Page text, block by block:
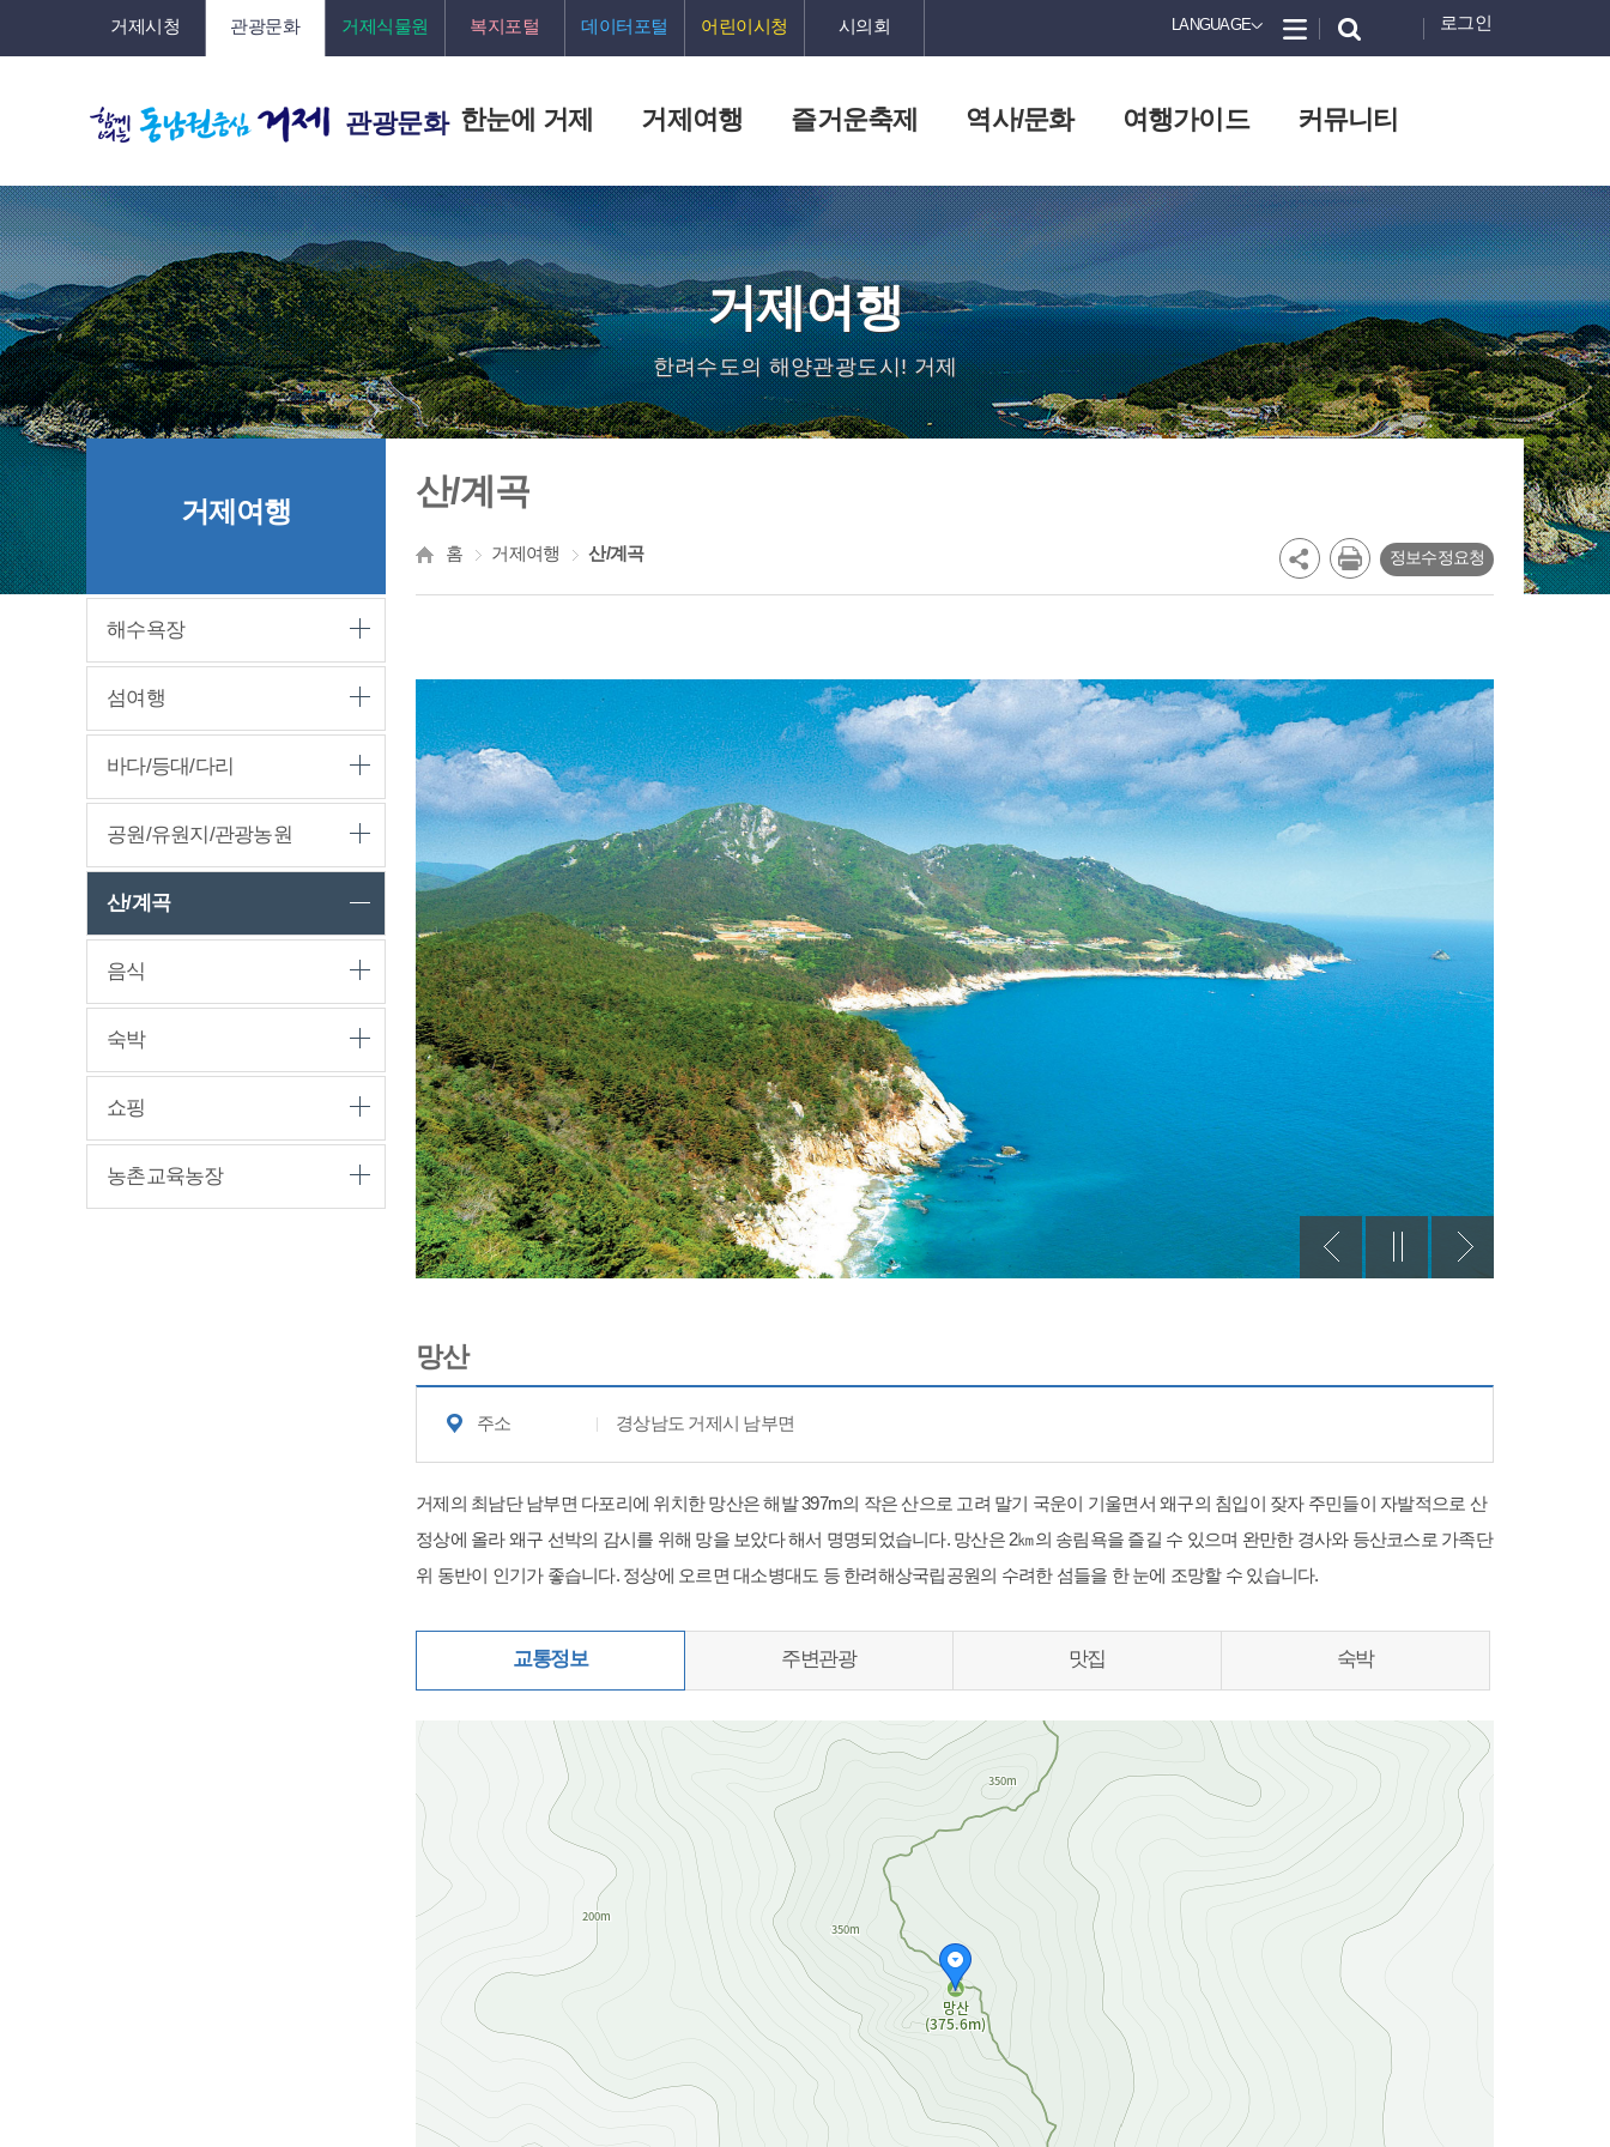
거제시청 관광문화 거제식물원 복지포털 데이터포털 어린이시청 시의회 LANGUAGE 로그인
관광문화 한눈에 거제 거제여행 즐거운축제 역사/문화 여행가이드 커뮤니티
거제여행
한려수도의 해양관광도시! 거제
거제여행
해수욕장
섬여행
바다/등대/다리
공원/유원지/관광농원
산/계곡
음식
숙박
쇼핑
농촌교육농장
산/계곡
홈 거제여행 산/계곡 정보수정요청
망산
주소 경상남도 거제시 남부면
거제의 최남단 남부면 다포리에 위치한 망산은 해발 397m의 작은 산으로 고려 말기 국운이 기울면서 왜구의 침입이 잦자 주민들이 자발적으로 산
정상에 올라 왜구 선박의 감시를 위해 망을 보았다 해서 명명되었습니다. 망산은 2㎞의 송림욕을 즐길 수 있으며 완만한 경사와 등산코스로 가족단
위 동반이 인기가 좋습니다. 정상에 오르면 대소병대도 등 한려해상국립공원의 수려한 섬들을 한 눈에 조망할 수 있습니다.
교통정보 주변관광 맛집 숙박
지도삽입 (가로100%)